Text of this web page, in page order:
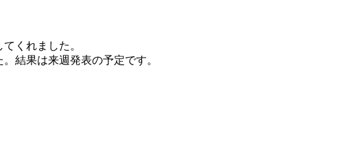
くれました。
結果は来週発表の予定です。